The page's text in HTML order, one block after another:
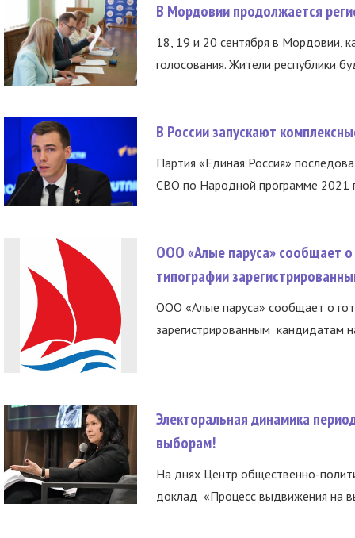
В Мордовии продолжается
18, 19 и 20 сентября в Мордовии,
голосования. Жители республики
В России запускают
Партия «Единая Россия»
СВО по Народной программе 2021
ООО «Алые паруса» сообщает о
типографии
ООО «Алые паруса» сообщает о
зарегистрированным кандидатам
Электоральная динамика
выборам!
На днях Центр общественно-
доклад «Процесс выдвижения на